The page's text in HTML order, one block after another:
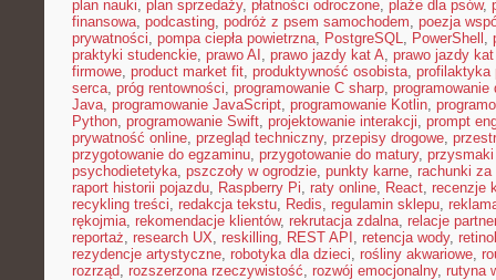
plan nauki, plan sprzedaży, płatności odroczone, plaże dla psów,
finansowa, podcasting, podróż z psem samochodem, poezja
prywatności, pompa ciepła powietrzna, PostgreSQL, PowerShell ,
praktyki studenckie, prawo AI , prawo jazdy kat A, prawo jazdy
firmowe, product market fit, produktywność osobista, profilaktyka
serca, próg rentowności, programowanie C sharp, programowanie
Java, programowanie JavaScript, programowanie Kotlin,
Python, programowanie Swift, projektowanie interakcji, prompt
prywatność online, przegląd techniczny, przepisy drogowe,
przygotowanie do egzaminu, przygotowanie do matury,
psychodietetyka, pszczoły w ogrodzie, punkty karne, rachunki za
raport historii pojazdu, Raspberry Pi, raty online, React, recenzje
recykling treści, redakcja tekstu, Redis, regulamin sklepu,
rękojmia, rekomendacje klientów, rekrutacja zdalna, relacje
reportaż, research UX, reskilling, REST API , retencja wody, retinol
rezydencje artystyczne, robotyka dla dzieci, rośliny akwariowe,
rozrząd, rozszerzona rzeczywistość, rozwój emocjonalny, rutyna